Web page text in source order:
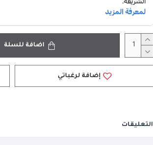
اضافة للسلة
إضافة لرغباتي
التعليقات